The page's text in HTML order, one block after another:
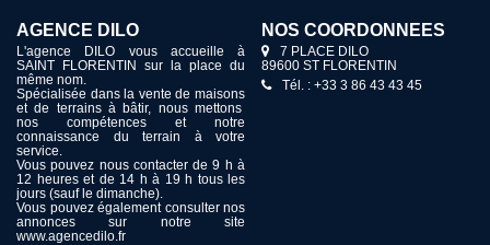
AGENCE DILO
L'agence DILO vous accueille à
SAINT FLORENTIN sur la place du
même nom.
Spécialisée dans la vente de maisons
et de terrains à bâtir, nous mettons
nos compétences et notre
connaissance du terrain à votre
service.
Vous pouvez nous contacter de 9 h à
12 heures et de 14 h à 19 h tous les
jours (sauf le dimanche).
Vous pouvez également consulter nos
annonces sur notre site
www.agencedilo.fr
NOS COORDONNÉES
7 PLACE DILO
89600 ST FLORENTIN
Tél. : +33 3 86 43 43 45